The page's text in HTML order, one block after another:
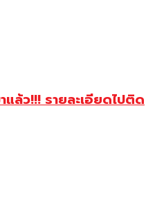
แล้ว!!! รายละเอียดไปติด